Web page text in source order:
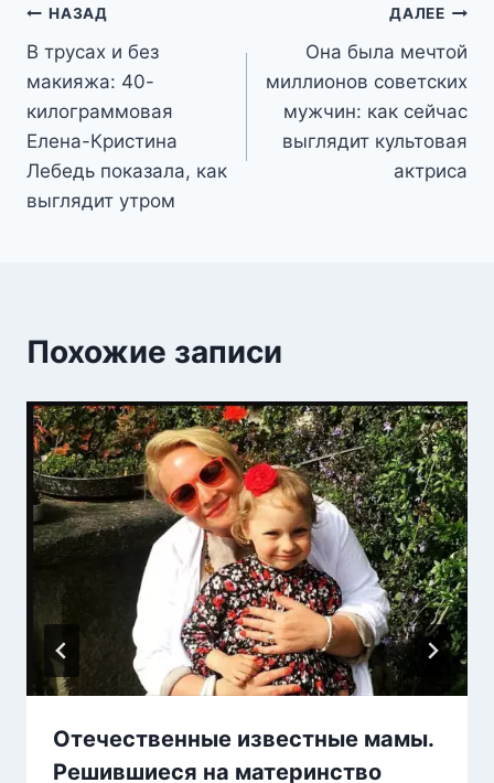
Навигация
по
записям
НАЗАД
В трусах и без
макияжа: 40-
килограммовая
Елена-Кристина
Лебедь показала, как
выглядит утром
ДАЛЕЕ
Она была мечтой
миллионов советских
мужчин: как сейчас
выглядит культовая
актриса
Похожие записи
Отечественные известные мамы.
Решившиеся на материнство